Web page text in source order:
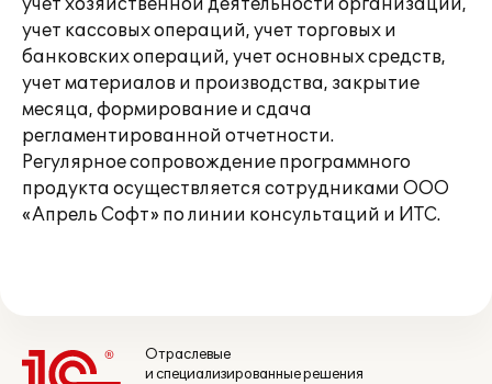
учет хозяйственной деятельности организации,
учет кассовых операций, учет торговых и
банковских операций, учет основных средств,
учет материалов и производства, закрытие
месяца, формирование и сдача
регламентированной отчетности.
Регулярное сопровождение программного
продукта осуществляется сотрудниками ООО
«Апрель Софт» по линии консультаций и ИТС.
Отраслевые
и специализированные решения